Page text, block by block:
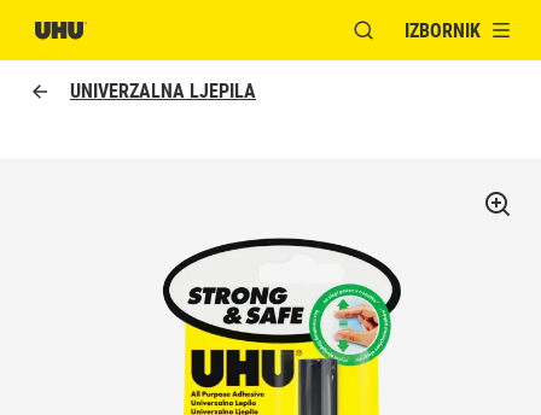
OTVORI MODALNI
IZBORNIK
UNIVERZALNA LJEPILA